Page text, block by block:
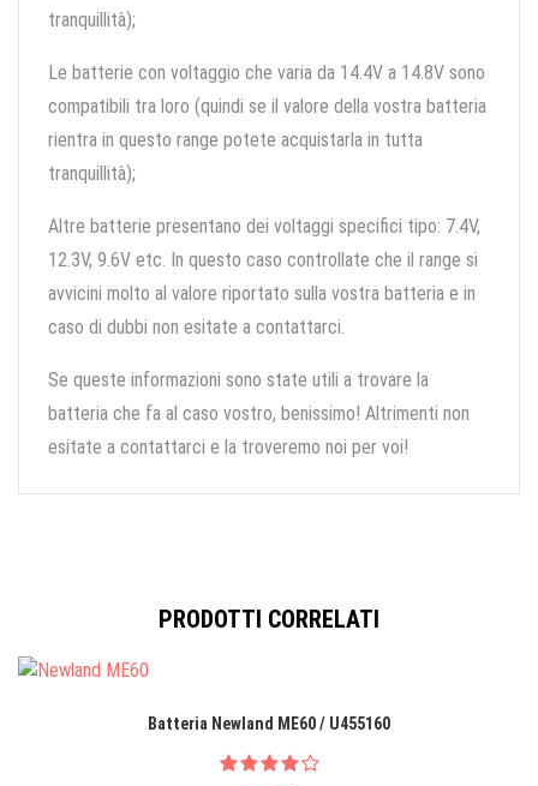
tranquillità);
Le batterie con voltaggio che varia da 14.4V a 14.8V sono
compatibili tra loro (quindi se il valore della vostra batteria
rientra in questo range potete acquistarla in tutta
tranquillità);
Altre batterie presentano dei voltaggi specifici tipo: 7.4V,
12.3V, 9.6V etc. In questo caso controllate che il range si
avvicini molto al valore riportato sulla vostra batteria e in
caso di dubbi non esitate a contattarci.
Se queste informazioni sono state utili a trovare la
batteria che fa al caso vostro, benissimo! Altrimenti non
esitate a contattarci e la troveremo noi per voi!
PRODOTTI CORRELATI
Batteria Newland ME60 / U455160